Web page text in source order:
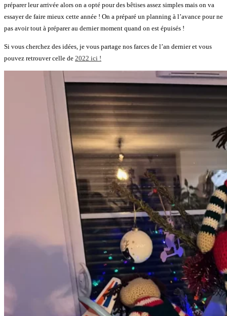
préparer leur arrivée alors on a opté pour des bêtises assez simples mais on va
essayer de faire mieux cette année ! On a préparé un planning à l’avance pour ne
pas avoir tout à préparer au dernier moment quand on est épuisés !
Si vous cherchez des idées, je vous partage nos farces de l’an dernier et vous
pouvez retrouver celle de 2022 ici !